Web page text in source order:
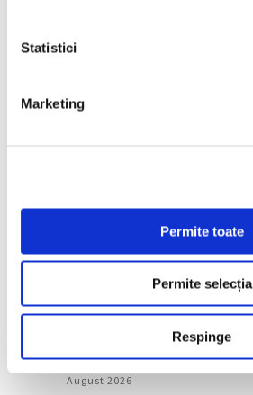
Statistici
Marketing
Permite toate
Permite selecția
Respinge
Categorii
August 2026